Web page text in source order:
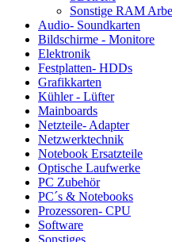
Sonstige RAM
Audio- Soundkarten
Bildschirme - Monitore
Elektronik
Festplatten- HDDs
Grafikkarten
Kühler - Lüfter
Mainboards
Netzteile- Adapter
Netzwerktechnik
Notebook Ersatzteile
Optische Laufwerke
PC Zubehör
PC´s & Notebooks
Prozessoren- CPU
Software